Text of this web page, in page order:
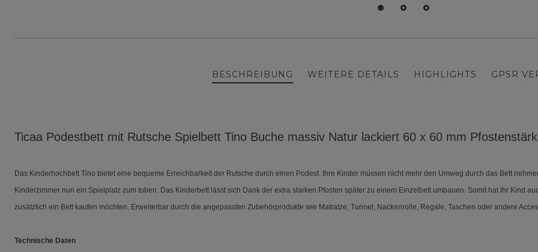
BESCHREIBUNG WEITERE DETAILS HIGHLIGHTS GPSR
Ticaa Podestbett mit Rutsche Spielbett Tino Buche massiv Natur lackiert 60 x 60 mm
Das Kinderhochbett Tino bietet eine bequeme Erreichbarkeit der Rutsche durch einen Podest. Ihre Kinder müssen nicht mehr den Umweg durch das Bett
Kinderzimmer nun ein Spielplatz zum toben. Das Kinderbett lässt sich Dank der extra starken Pfosten später zu einem Einzelbett umbauen. Somit hat Ihr Kind
zusätzlich ein Bett kaufen möchten. Erweiterbar durch die angepassten Zubehörprodukte wie Matratze, Tunnel, Nackenrolle, Regale, Taschen oder andere
Technische Daten